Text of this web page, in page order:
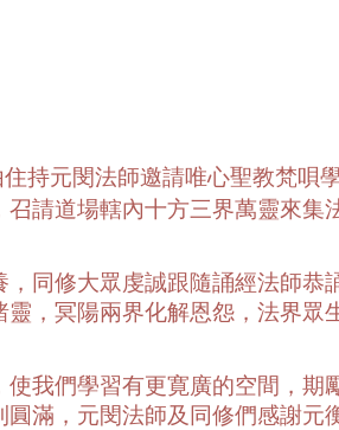
持元閔法師邀請唯心聖教梵唄
請道場轄內十方三界萬靈來集
同修大眾虔誠跟隨誦經法師恭
，冥陽兩界化解恩怨，法界眾
我們學習有更寛廣的空間，期
滿，元閔法師及同修們感謝元